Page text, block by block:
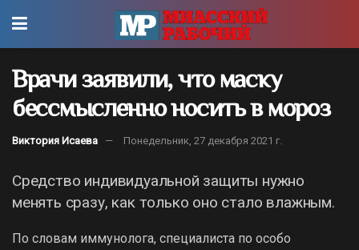
Врачи заявили, что маску
бессмысленно носить в мороз
Виктория Исаева Понедельник, 27 декабря 2021 г.
Средство индивидуальной защиты нужно
менять сразу, как только оно стало влажным.
По словам иммунолога, специалиста по особо